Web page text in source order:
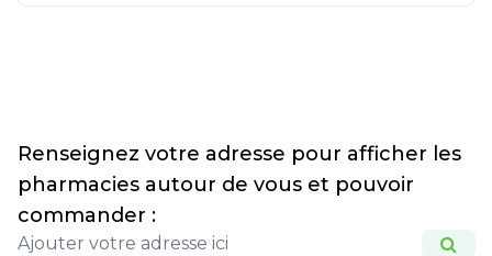
Renseignez votre adresse pour afficher les
pharmacies autour de vous et pouvoir
commander :